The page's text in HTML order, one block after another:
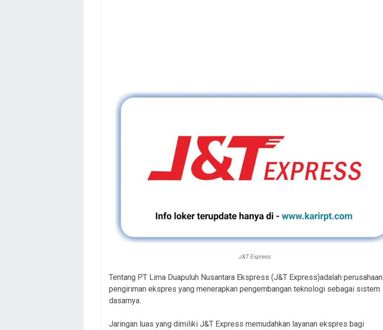
J&T Express
Tentang PT Lima Duapuluh Nusantara Ekspress (J&T Express)adalah perusahaan
pengiriman ekspres yang menerapkan pengembangan teknologi sebagai sistem
dasarnya.
Jaringan luas yang dimiliki J&T Express memudahkan layanan ekspres bagi